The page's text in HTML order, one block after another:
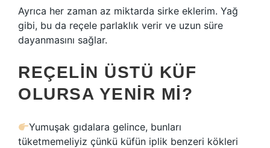
Ayrıca her zaman az miktarda sirke eklerim. Yağ
gibi, bu da reçele parlaklık verir ve uzun süre
dayanmasını sağlar.
REÇELIN ÜSTÜ KÜF
OLURSA YENIR MI?
Yumuşak gıdalara gelince, bunları
tüketmemeliyiz çünkü küfün iplik benzeri kökleri